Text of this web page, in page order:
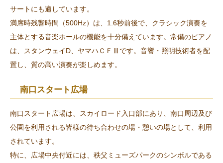
サートにも適しています。
満席時残響時間（500Hz）は、1.6秒前後で、クラシック演奏を
主体とする音楽ホールの機能を十分備えています。常備のピアノ
は、スタンウェイD、ヤマハＣＦⅢです。音響・照明技術者を配
置し、質の高い演奏が楽しめます。
南口スタート広場
南口スタート広場は、スカイロード入口部にあり、南口周辺及び
公園を利用される皆様の待ち合わせの場・憩いの場として、利用
されています。
特に、広場中央付近には、秩父ミューズパークのシンボルである